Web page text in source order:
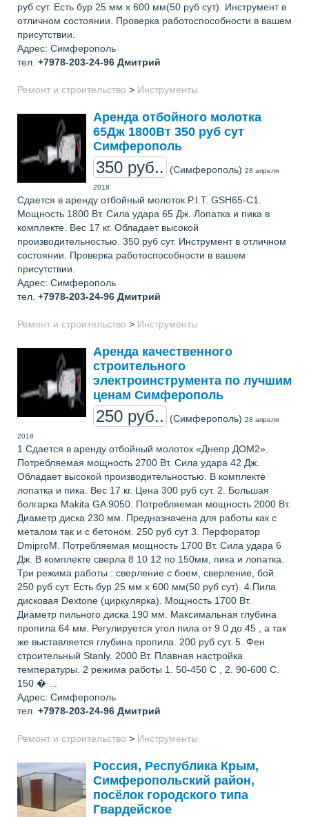
руб сут. Есть бур 25 мм x 600 мм(50 руб сут). Инструмент в
отличном состоянии. Проверка работоспособности в вашем
присутствии.
Адрес: Симферополь
тел. +7978-203-24-96 Дмитрий
Ремонт и строительство > Инструменты
Аренда отбойного молотка
65Дж 1800Вт 350 руб сут
Симферополь
350 руб.. (Симферополь) 28 апреля
2018
Сдается в аренду отбойный молоток P.I.T. GSH65-C1.
Мощность 1800 Вт. Сила удара 65 Дж. Лопатка и пика в
комплекте. Вес 17 кг. Обладает высокой
производительностью. 350 руб сут. Инструмент в отличном
состоянии. Проверка работоспособности в вашем
присутствии.
Адрес: Симферополь
тел. +7978-203-24-96 Дмитрий
Ремонт и строительство > Инструменты
Аренда качественного
строительного
электроинструмента по лучшим
ценам Симферополь
250 руб.. (Симферополь) 28 апреля
2018
1.Сдается в аренду отбойный молоток «Днепр ДОМ2».
Потребляемая мощность 2700 Вт. Сила удара 42 Дж.
Обладает высокой производительностью. В комплекте
лопатка и пика. Вес 17 кг. Цена 300 руб сут. 2. Большая
болгарка Makita GA 9050. Потребляемая мощность 2000 Вт.
Диаметр диска 230 мм. Предназначена для работы как с
металом так и с бетоном. 250 руб сут 3. Перфоратор
DmiproM. Потребляемая мощность 1700 Вт. Сила удара 6
Дж. В комплекте сверла 8 10 12 по 150мм, пика и лопатка.
Три режима работы : cверление с боем, сверление, бой.
250 руб сут. Есть бур 25 мм x 600 мм(50 руб сут). 4.Пила
дисковая Dextone (циркулярка). Мощность 1700 Вт.
Диаметр пильного диска 190 мм. Максимальная глубина
пропила 64 мм. Регулируется угол пила от 9 0 до 45 , а так
же выставляется глубина пропила. 200 руб сут. 5. Фен
строительный Stanly. 2000 Вт. Плавная настройка
температуры. 2 режима работы 1. 50-450 С , 2. 90-600 С.
150 � ...
Адрес: Симферополь
тел. +7978-203-24-96 Дмитрий
Ремонт и строительство > Инструменты
Россия, Республика Крым,
Симферопольский район,
посёлок городского типа
Гвардейское